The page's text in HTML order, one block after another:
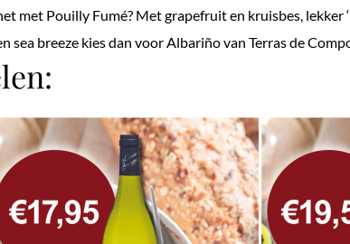
met Pouilly Fumé? Met grapefruit en kruisbes, lekker
sea breeze kies dan voor Albariño van Terras de